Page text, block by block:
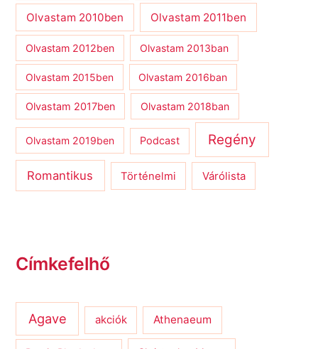
Olvastam 2010ben Olvastam 2011ben
Olvastam 2012ben Olvastam 2013ban
Olvastam 2015ben Olvastam 2016ban
Olvastam 2017ben Olvastam 2018ban
Olvastam 2019ben Podcast Regény
Romantikus Történelmi Várólista
Címkefelhő
Agave akciók Athenaeum